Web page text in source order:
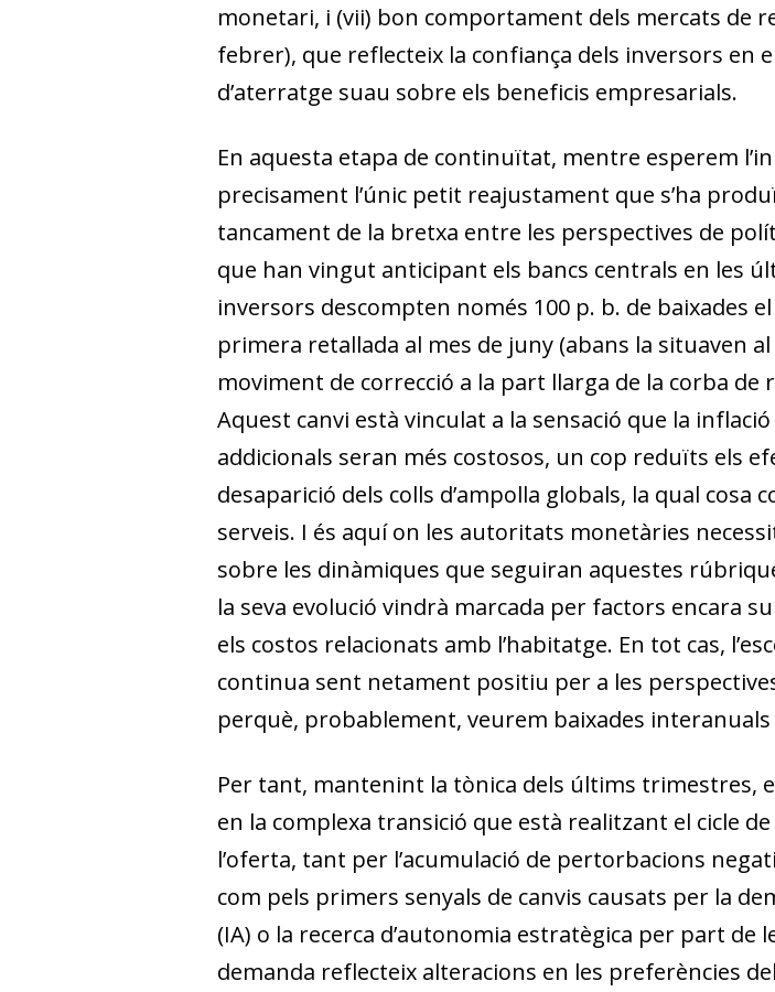
monetari, i (vii) bon comportament dels mercats de
febrer), que reflecteix la confiança dels inversors en
d’aterratge suau sobre els beneficis empresarials.
En aquesta etapa de continuïtat, mentre esperem
precisament l’únic petit reajustament que s’ha
tancament de la bretxa entre les perspectives de
que han vingut anticipant els bancs centrals en les
inversors descompten només 100 p. b. de baixades
primera retallada al mes de juny (abans la situaven
moviment de correcció a la part llarga de la corba
Aquest canvi està vinculat a la sensació que la
addicionals seran més costosos, un cop reduïts els
desaparició dels colls d’ampolla globals, la qual
serveis. I és aquí on les autoritats monetàries
sobre les dinàmiques que seguiran aquestes
la seva evolució vindrà marcada per factors encara
els costos relacionats amb l’habitatge. En tot cas,
continua sent netament positiu per a les
perquè, probablement, veurem baixades interanuals
Per tant, mantenint la tònica dels últims trimestres,
en la complexa transició que està realitzant el cicle
l’oferta, tant per l’acumulació de pertorbacions
com pels primers senyals de canvis causats per la
(IA) o la recerca d’autonomia estratègica per part
demanda reflecteix alteracions en les preferències